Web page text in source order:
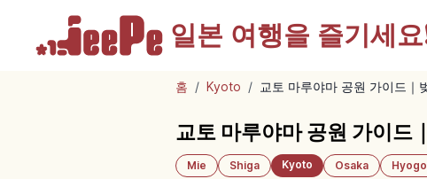
일본 여행을 즐기세
홈 / Kyoto / 교토 마루야마 공원 가이드｜
교토 마루야마 공원 가이드
Mie Shiga Kyoto Osaka Hyogo